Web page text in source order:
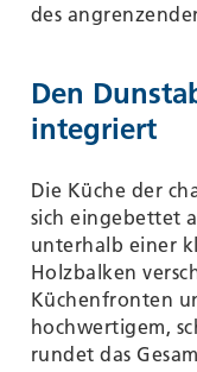
des
Den
integriert
Die Küche der
sich eingebettet
unterhalb einer
Holzbalken
Küchenfronten
hochwertigem,
rundet das